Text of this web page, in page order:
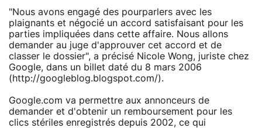
"Nous avons engagé des pourparlers avec les
plaignants et négocié un accord satisfaisant pour les
parties impliquées dans cette affaire. Nous allons
demander au juge d'approuver cet accord et de
classer le dossier", a précisé Nicole Wong, juriste chez
Google, dans un billet daté du 8 mars 2006
(http://googleblog.blogspot.com/).
Google.com va permettre aux annonceurs de
demander et d'obtenir un remboursement pour les
clics stériles enregistrés depuis 2002, ce qui